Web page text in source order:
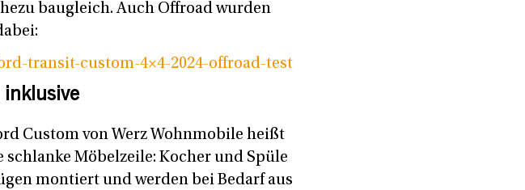
baugleich. Auch Offroad wurden
transit-custom-4×4-2024-offroad-test
inklusive
Custom von Werz Wohnmobile heißt
schlanke Möbelzeile: Kocher und Spüle
montiert und werden bei Bedarf aus